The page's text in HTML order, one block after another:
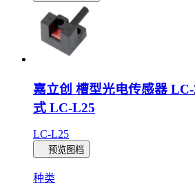
嘉立创 槽型光电传感器
式 LC-L25
LC-L25
预览图档
种类